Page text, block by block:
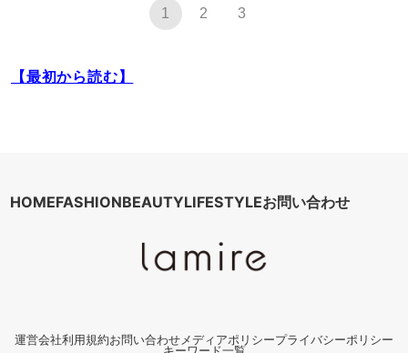
1 2 3
【最初から読む】
HOMEFASHIONBEAUTYLIFESTYLEお問い合わせ
運営会社利用規約お問い合わせ メディアポリシープライバシーポリシー